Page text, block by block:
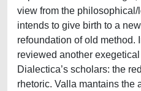
view from the
intends to give birth to a
refoundation of old method.
reviewed another
Dialectica’s scholars: the
rhetoric. Valla mantains the